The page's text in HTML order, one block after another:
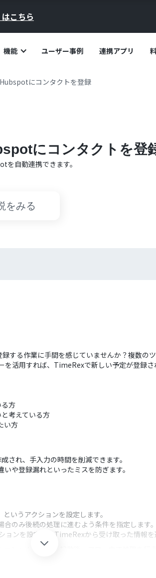
こちら
機能 ユーザー事例 連携アプリ
にコンタクトを登録
にコンタクトを登
を自動連携できます。
をみる
る作業に手間を感じていませんか？複数の
を活用すれば、TimeRexで新しい予定が登録
方
考えている方
い方
れ、手入力の時間を削減できます。
や登録漏れといったミスを防ぎます。
いうアクションを設定します。
のみ後続の処理に進むよう条件を指定します
ンを設定し、TimeRexから受け取った情報